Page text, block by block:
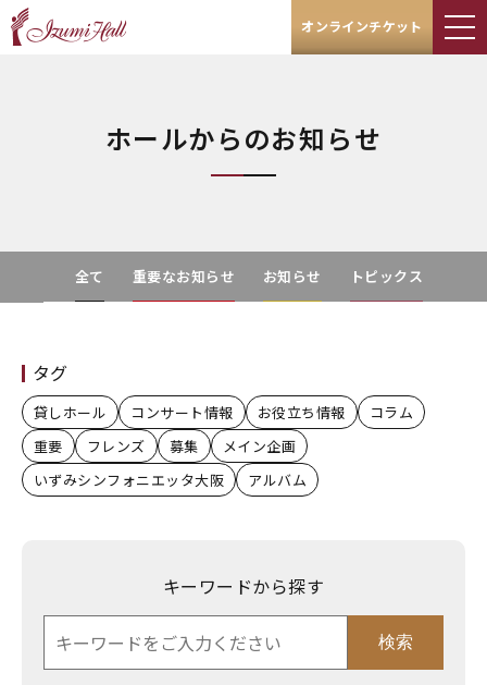
オンラインチケット
ホールからのお知らせ
全て 重要なお知らせ お知らせ トピックス
タグ
貸しホール コンサート情報 お役立ち情報
コラム
重要
フレンズ 募集
メイン企画
いずみシンフォニエッタ大阪
アルバム
キーワードから探す
検索